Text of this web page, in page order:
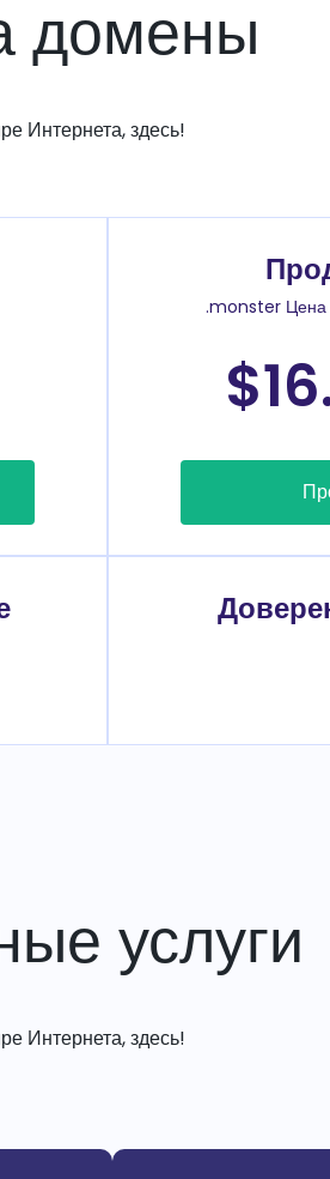
домены
Интернета, здесь!
.monster Цена
услуги
Интернета, здесь!